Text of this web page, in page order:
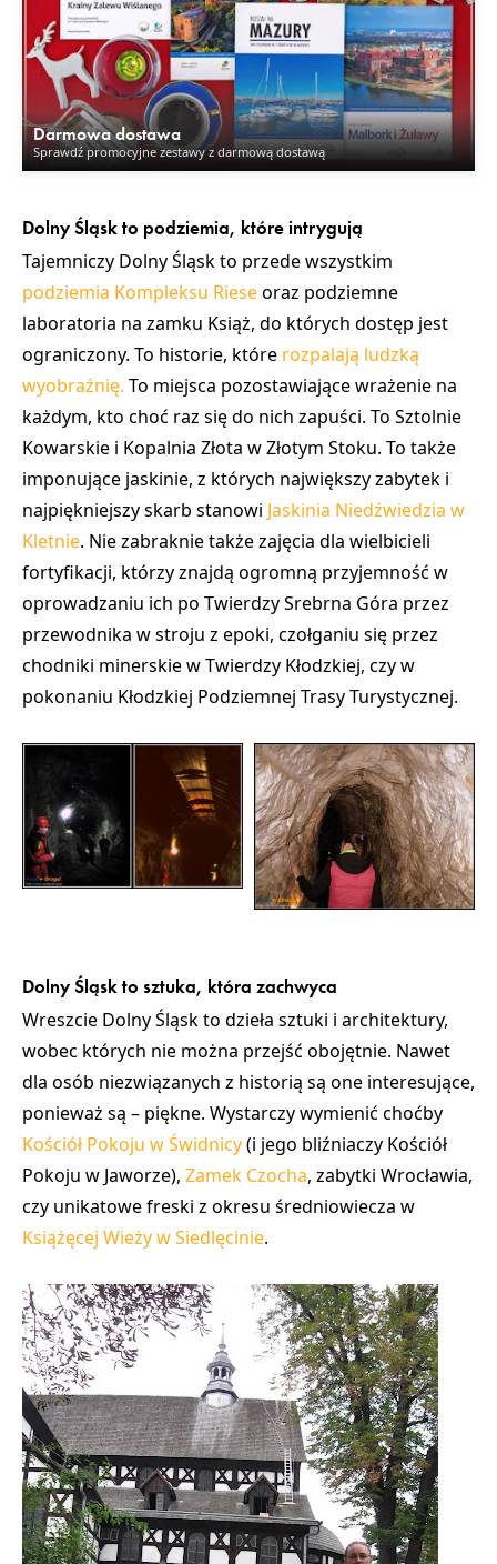
Darmowa dostawa
Sprawdź promocyjne zestawy z darmową dostawą
Dolny Śląsk to podziemia, które intrygują
Tajemniczy Dolny Śląskto przede wszystkim
podziemia Kompleksu Rieseoraz podziemne
laboratoria na zamku Książ, do których dostęp jest
ograniczony. To historie, które rozpalają ludzką
wyobraźnię. To miejsca pozostawiające wrażenie na
każdym, kto choć raz się do nich zapuści. To Sztolnie
Kowarskie i Kopalnia Złota w Złotym Stoku. To także
imponujące jaskinie, z których największy zabytek i
najpiękniejszy skarb stanowi Jaskinia Niedźwiedzia w
Kletnie. Nie zabraknie także zajęcia dla wielbicieli
fortyfikacji, którzy znajdą ogromną przyjemność w
oprowadzaniu ich po Twierdzy Srebrna Góra przez
przewodnika w stroju z epoki, czołganiu się przez
chodniki minerskie w Twierdzy Kłodzkiej, czy w
pokonaniu Kłodzkiej Podziemnej Trasy Turystycznej.
Dolny Śląsk to sztuka, która zachwyca
Wreszcie Dolny Śląsk to dzieła sztuki i architektury,
wobec których nie można przejść obojętnie. Nawet
dla osób niezwiązanych z historią są one interesujące,
ponieważ są – piękne. Wystarczy wymienić choćby
Kościół Pokoju w Świdnicy(i jego bliźniaczy Kościół
Pokoju w Jaworze), Zamek Czocha, zabytki Wrocławia,
czy unikatowe freski z okresu średniowiecza w
Książęcej Wieży w Siedlęcinie.